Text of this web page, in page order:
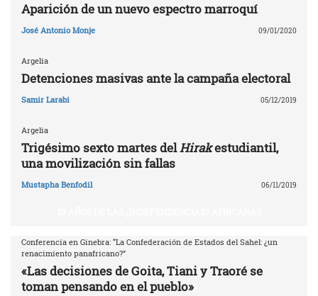
Aparición de un nuevo espectro marroquí
José Antonio Monje 09/01/2020
Argelia
Detenciones masivas ante la campaña electoral
Samir Larabi 05/12/2019
Argelia
Trigésimo sexto martes delHirakestudiantil,
una movilización sin fallas
Mustapha Benfodil 06/11/2019
Conferencia en Ginebra: “La Confederación de Estados del Sahel: ¿un
renacimiento panafricano?”
«Las decisiones de Goita, Tiani y Traoré se
toman pensando en el pueblo»